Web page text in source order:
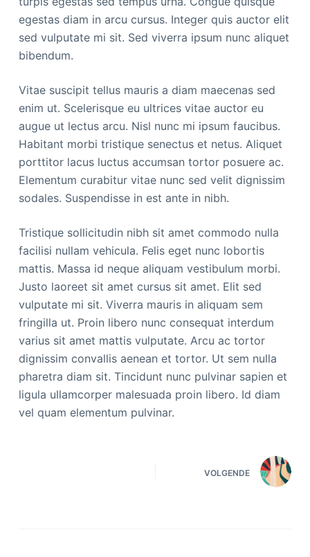
egestas diam in arcu cursus. Integer quis auctor elit
sed vulputate mi sit. Sed viverra ipsum nunc aliquet
bibendum.
Vitae suscipit tellus mauris a diam maecenas sed
enim ut. Scelerisque eu ultrices vitae auctor eu
augue ut lectus arcu. Nisl nunc mi ipsum faucibus.
Habitant morbi tristique senectus et netus. Aliquet
porttitor lacus luctus accumsan tortor posuere ac.
Elementum curabitur vitae nunc sed velit dignissim
sodales. Suspendisse in est ante in nibh.
Tristique sollicitudin nibh sit amet commodo nulla
facilisi nullam vehicula. Felis eget nunc lobortis
mattis. Massa id neque aliquam vestibulum morbi.
Justo laoreet sit amet cursus sit amet. Elit sed
vulputate mi sit. Viverra mauris in aliquam sem
fringilla ut. Proin libero nunc consequat interdum
varius sit amet mattis vulputate. Arcu ac tortor
dignissim convallis aenean et tortor. Ut sem nulla
pharetra diam sit. Tincidunt nunc pulvinar sapien et
ligula ullamcorper malesuada proin libero. Id diam
vel quam elementum pulvinar.
VOLGENDE